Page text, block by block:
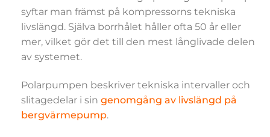
syftar man främst på kompressorns tekniska
livslängd. Själva borrhålet håller ofta 50 år eller
mer, vilket gör det till den mest långlivade delen
av systemet.
Polarpumpen beskriver tekniska intervaller och
slitagedelar i sin genomgång av livslängd på
bergvärmepump.